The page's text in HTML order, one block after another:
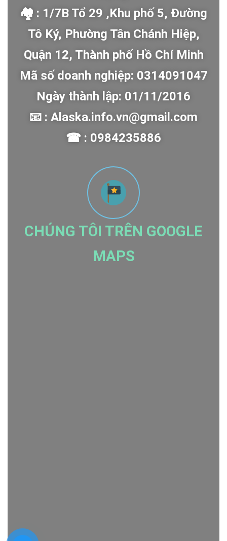
🏘 : 1/7B Tổ 29 ,Khu phố 5, Đường
Tô Ký, Phường Tân Chánh Hiệp,
Quận 12, Thành phố Hồ Chí Minh
Mã số doanh nghiệp: 0314091047
Ngày thành lập: 01/11/2016
📧 : Alaska.info.vn@gmail.com
☎ : 0984235886
CHÚNG TÔI TRÊN GOOGLE
MAPS